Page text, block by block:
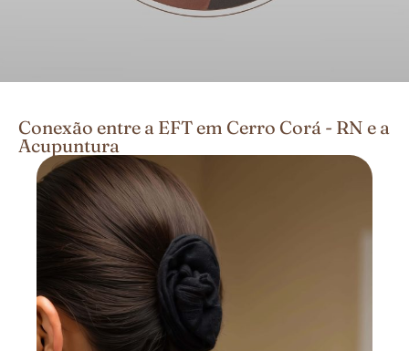
Conexão entre a EFT em Cerro Corá - RN e a
Acupuntura